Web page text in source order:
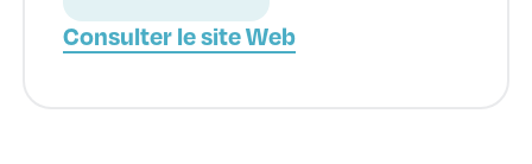
Consulter le site Web